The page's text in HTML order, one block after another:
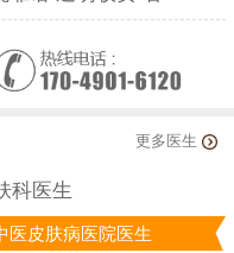
更多医生
科医生
医皮肤病医院医生